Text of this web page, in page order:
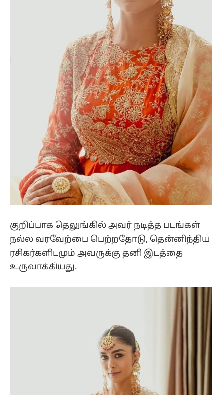
குறிப்பாக தெலுங்கில் அவர் நடித்த படங்கள்
நல்ல வரவேற்பை பெற்றதோடு, தென்னிந்திய
ரசிகர்களிடமும் அவருக்கு தனி இடத்தை
உருவாக்கியது.